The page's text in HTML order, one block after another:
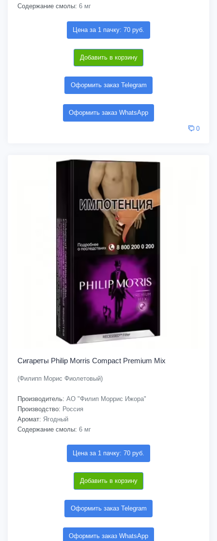
Содержание смолы: 6 мг
Цена за 1 пачку: 70 руб.
Добавить в корзину
Оформить заказ Telegram
Оформить заказ WhatsApp
0
Сигареты Philip Morris Compact Premium Mix
(Филипп Морис Фиолетовый)
Производитель: АО "Филип Моррис Ижора"
Производство: Россия
Аромат: Ягодный
Содержание смолы: 6 мг
Цена за 1 пачку: 70 руб.
Добавить в корзину
Оформить заказ Telegram
Оформить заказ WhatsApp